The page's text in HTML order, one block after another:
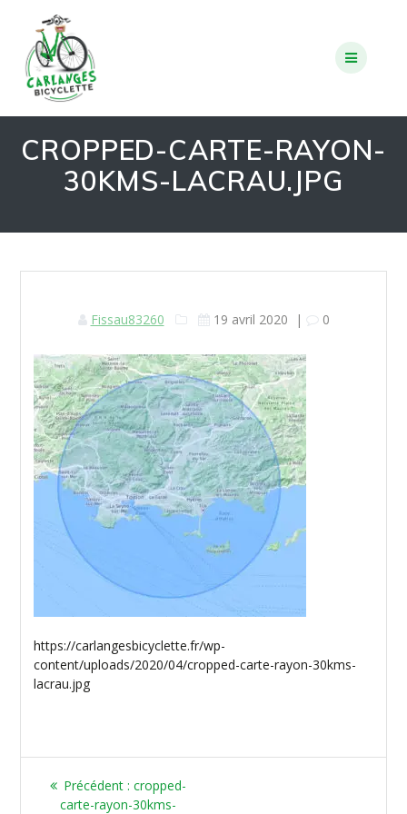
CROPPED-CARTE-RAYON-
30KMS-LACRAU.JPG
Fissau83260 19 avril 2020 | 0
https://carlangesbicyclette.fr/wp-
content/uploads/2020/04/cropped-carte-rayon-30kms-
lacrau.jpg
Précédent : Article
précédent
cropped-
carte-rayon-30kms-